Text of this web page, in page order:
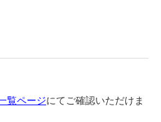
覧ページにてご確認いただけま